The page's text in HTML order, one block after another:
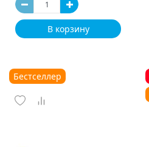
В корзину
Бестселлер